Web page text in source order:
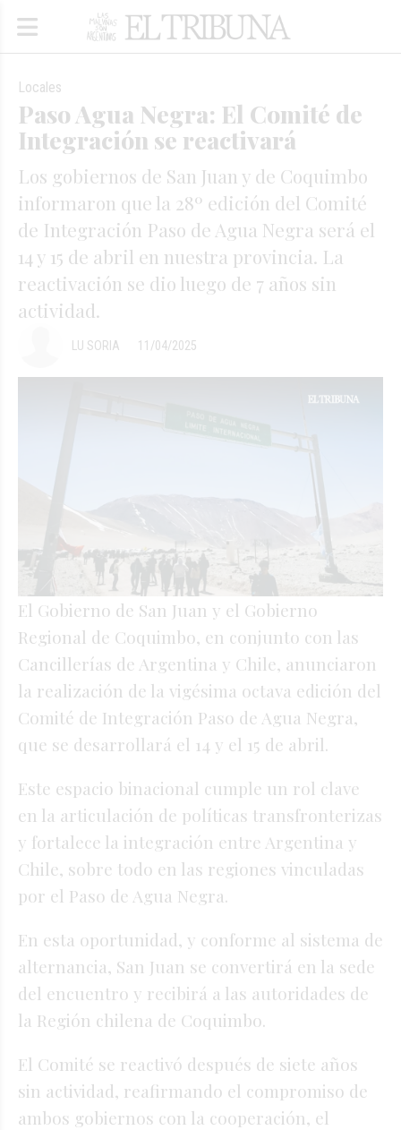
Paso Agua Negra: El Comité de
Integración se reactivará
Los gobiernos de San Juan y de Coquimbo
informaron que la 28º edición del Comité
de Integración Paso de Agua Negra será el
14 y 15 de abril en nuestra provincia. La
reactivación se dio luego de 7 años sin
actividad.
Locales
11/04/2025
LU SORIA
El Gobierno de San Juan y el Gobierno
Regional de Coquimbo, en conjunto con las
Cancillerías de Argentina y Chile, anunciaron
la realización de la vigésima octava edición del
Comité de Integración Paso de Agua Negra,
que se desarrollará el 14 y el 15 de abril.
Este espacio binacional cumple un rol clave
en la articulación de políticas transfronterizas
y fortalece la integración entre Argentina y
Chile, sobre todo en las regiones vinculadas
por el Paso de Agua Negra.
En esta oportunidad, y conforme al sistema de
alternancia, San Juan se convertirá en la sede
del encuentro y recibirá a las autoridades de
la Región chilena de Coquimbo.
El Comité se reactivó después de siete años
sin actividad, reafirmando el compromiso de
ambos gobiernos con la cooperación, el